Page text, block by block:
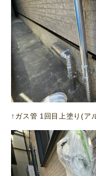
↑ガス管 1回目上塗り(ア